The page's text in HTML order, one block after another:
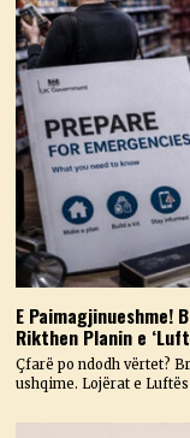
E
Rikthen Planin e
Çfarë po ndodh vërtet?
ushqime. Lojërat e Luftës